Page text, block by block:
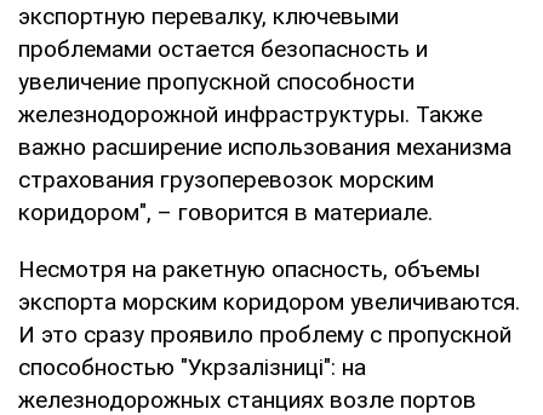
экспортную перевалку, ключевыми
проблемами остается безопасность и
увеличение пропускной способности
железнодорожной инфраструктуры. Также
важно расширение использования механизма
страхования грузоперевозок морским
коридором", – говорится в материале.
Несмотря на ракетную опасность, объемы
экспорта морским коридором увеличиваются.
И это сразу проявило проблему с пропускной
способностью "Укрзалізниці": на
железнодорожных станциях возле портов